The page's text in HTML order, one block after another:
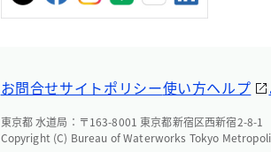
お問合せサイトポリシー使い方ヘルプ
東京都 水道局：〒163-8001 東京都新宿区西新宿2-8-1
Copyright (C) Bureau of Waterworks Tokyo